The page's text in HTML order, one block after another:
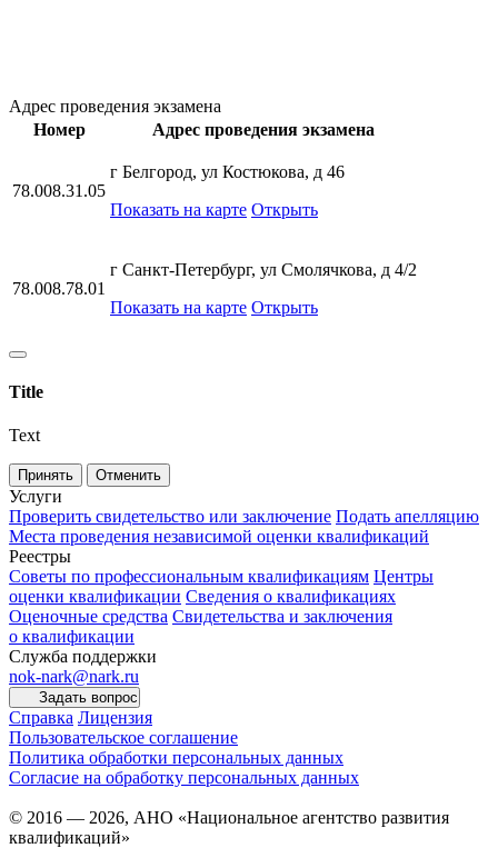
Адрес проведения экзамена
Номер
Адрес проведения экзамена
78.008.31.05
г Белгород, ул Костюкова, д 46
Показать на карте Открыть
78.008.78.01
г Санкт-Петербург, ул Смолячкова, д 4/2
Показать на карте Открыть
Title
Text
Принять Отменить
Услуги
Проверить свидетельство или заключение Подать апелляцию
Места проведения независимой оценки квалификаций
Реестры
Советы по профессиональным квалификациям Центры
оценки квалификации Сведения о квалификациях
Оценочные средства Свидетельства и заключения
о квалификации
Служба поддержки
nok-nark@nark.ru
Задать вопрос
Справка Лицензия
Пользовательское соглашение
Политика обработки персональных данных
Согласие на обработку персональных данных
© 2016 — 2026, АНО «Национальное агентство развития
квалификаций»